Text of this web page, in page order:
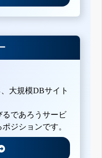
大規模DBサイト
るであろうサービ
ジションです。